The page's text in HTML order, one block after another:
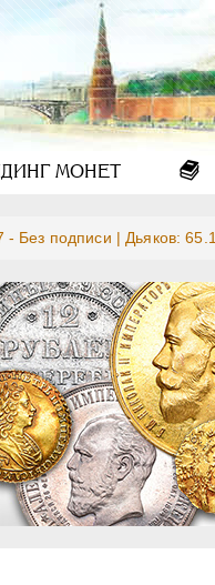
МОНЕТ
Без подписи | Дьяков: 65.1